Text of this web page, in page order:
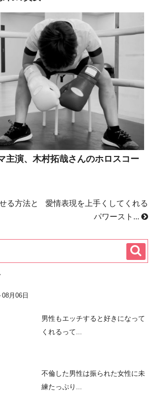
主演、木村拓哉さんのホロスコー
る方法と
愛情表現を上手くしてくれる
パワースト...
月06日
男性もエッチすると好きになって
くれるって...
不倫した男性は振られた女性に未
練たっぷり...